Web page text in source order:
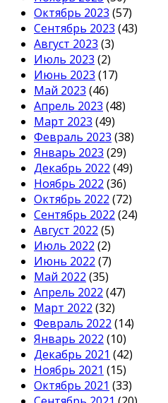
Октябрь 2023 (57)
Сентябрь 2023 (43)
Август 2023 (3)
Июль 2023 (2)
Июнь 2023 (17)
Май 2023 (46)
Апрель 2023 (48)
Март 2023 (49)
Февраль 2023 (38)
Январь 2023 (29)
Декабрь 2022 (49)
Ноябрь 2022 (36)
Октябрь 2022 (72)
Сентябрь 2022 (24)
Август 2022 (5)
Июль 2022 (2)
Июнь 2022 (7)
Май 2022 (35)
Апрель 2022 (47)
Март 2022 (32)
Февраль 2022 (14)
Январь 2022 (10)
Декабрь 2021 (42)
Ноябрь 2021 (15)
Октябрь 2021 (33)